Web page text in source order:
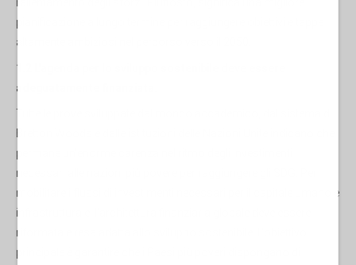
pianificazione a lungo termine per raggiungere obiettivi e tappe
altamente ambiziosi nel percorso verso il 2050.
1.2 L'agenda per lo sviluppo sostenibile deve essere
adeguatamente finanziata.
Tutte le prove sviluppate dal mondo accademico, dal sistema di
permane un'enorme carenza nel ritmo degli investimenti
necessari alle nazioni più povere per raggiungere gli SDG. Per
mobilitare i flussi di investimenti necessari per il capitale umano e
infrastrutturale, l'architettura finanziaria globale deve essere
riformata e resa adatta allo sviluppo sostenibile. L'obiettivo
principale è garantire che i Paesi più poveri dispongano di